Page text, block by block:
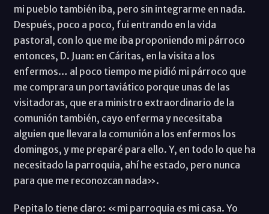
mi pueblo también iba, pero sin integrarme en nada.
Después, poco a poco, fui entrando en la vida
pastoral, con lo que me iba proponiendo mi párroco
entonces, D. Juan: en Cáritas, en la visita a los
enfermos… al poco tiempo me pidió mi párroco que
me comprara un portaviático porque unas de las
visitadoras, que era ministro extraordinario de la
comunión también, cayo enferma y necesitaba
alguien que llevara la comunión a los enfermos los
domingos, y me preparé para ello. Y, en todo lo que ha
necesitado la parroquia, ahí he estado, pero nunca
para que me reconozcan nada».
Pepita lo tiene claro: «mi parroquia es mi casa. Yo